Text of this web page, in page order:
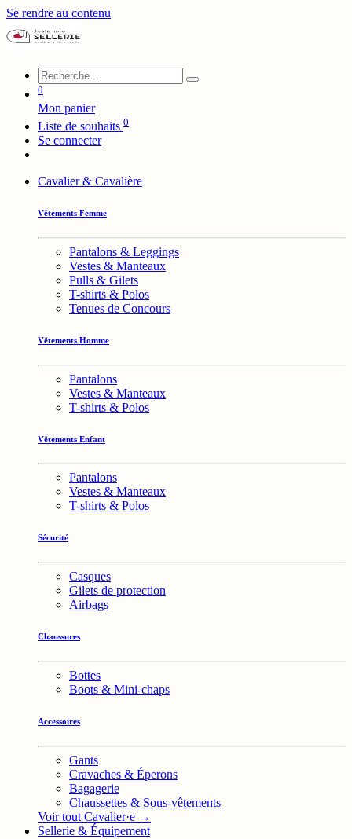
Se rendre au contenu
0
Mon panier
Liste de souhaits 0
Se connecter
Cavalier & Cavalière
Vêtements Femme
Pantalons & Leggings
Vestes & Manteaux
Pulls & Gilets
T-shirts & Polos
Tenues de Concours
Vêtements Homme
Pantalons
Vestes & Manteaux
T-shirts & Polos
Vêtements Enfant
Pantalons
Vestes & Manteaux
T-shirts & Polos
Sécurité
Casques
Gilets de protection
Airbags
Chaussures
Bottes
Boots & Mini-chaps
Accessoires
Gants
Cravaches & Éperons
Bagagerie
Chaussettes & Sous-vêtements
Voir tout Cavalier·e →
Sellerie & Équipement